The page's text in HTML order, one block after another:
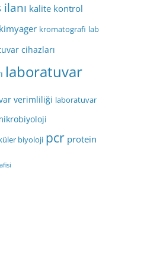
ilanı kalite kontrol
kimyager kromatografi lab
cihazları
laboratuvar
verimliliği laboratuvar
biyoloji pcr protein